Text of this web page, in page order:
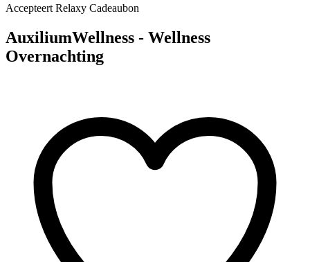
Accepteert Relaxy Cadeaubon
AuxiliumWellness - Wellness
Overnachting